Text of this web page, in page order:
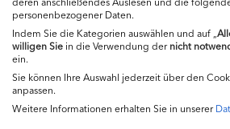
Impressum
personenbezogener Daten.
Indem Sie die Kategorien auswählen und auf „
willigenSie in die Verwendung dernicht
ein.
Sie können Ihre Auswahl jederzeit über den
anpassen.
Weitere Informationen erhalten Sie in unserer